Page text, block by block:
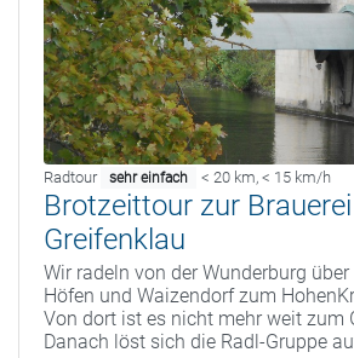
Radtour sehr einfach < 20 km, < 15 km/h
Brotzeittour zur Brauerei
Greifenklau
Wir radeln von der Wunderburg über
Höfen und Waizendorf zum
Von dort ist es nicht mehr weit zum
Danach löst sich die Radl-Gruppe